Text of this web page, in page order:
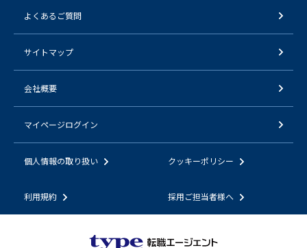
よくあるご質問
サイトマップ
会社概要
マイページログイン
個人情報の取り扱い クッキーポリシー
利用規約 採用ご担当者様へ